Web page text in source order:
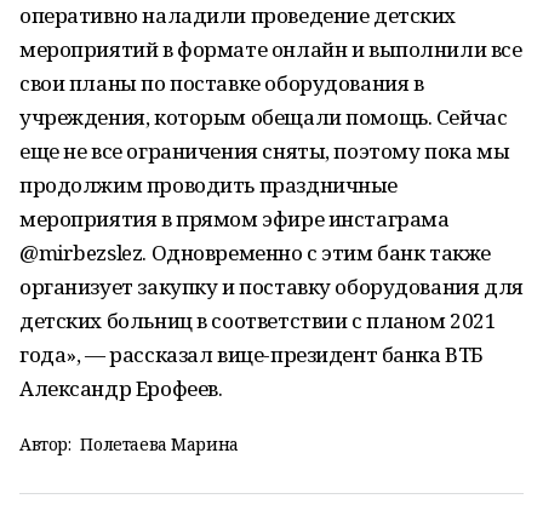
оперативно наладили проведение детских
мероприятий в формате онлайн и выполнили все
свои планы по поставке оборудования в
учреждения, которым обещали помощь. Сейчас
еще не все ограничения сняты, поэтому пока мы
продолжим проводить праздничные
мероприятия в прямом эфире инстаграма
@mirbezslez. Одновременно с этим банк также
организует закупку и поставку оборудования для
детских больниц в соответствии с планом 2021
года», — рассказал вице-президент банка ВТБ
Александр Ерофеев.
Автор: Полетаева Марина